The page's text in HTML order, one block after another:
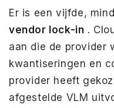
Er is een vijfde,
vendor lock-in .
aan die de provider
kwantiseringen en
provider heeft
afgestelde VLM